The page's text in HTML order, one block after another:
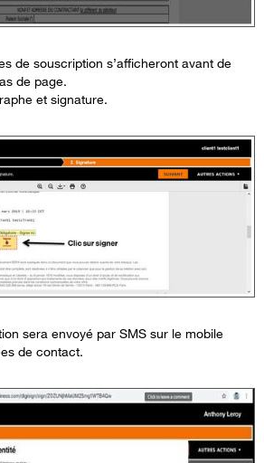
de souscription s’afficheront avant de
de page.
et signature.
sera envoyé par SMS sur le mobile
de contact.